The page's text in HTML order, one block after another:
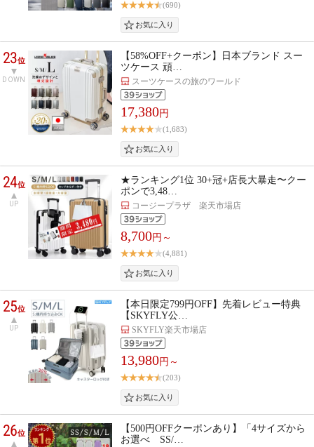
(690)
23位
DOWN
【58%OFF+クーポン】日本ブランド スー
ツケース 頑…
スーツケースの旅のワールド
17,380円
(1,683)
24位
UP
★ランキング1位 30+冠+店長大暴走〜クー
ポンで3,48…
コージープラザ 楽天市場店
8,700円～
(4,881)
25位
UP
【本日限定799円OFF】先着レビュー特典
【SKYFLY公…
SKYFLY楽天市場店
13,980円～
(203)
26位
【500円OFFクーポンあり】「4サイズから
お選べ SS/…